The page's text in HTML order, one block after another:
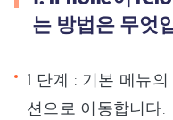
는 방법은 무엇
1 단계 : 기본 메뉴
션으로 이동합니다.